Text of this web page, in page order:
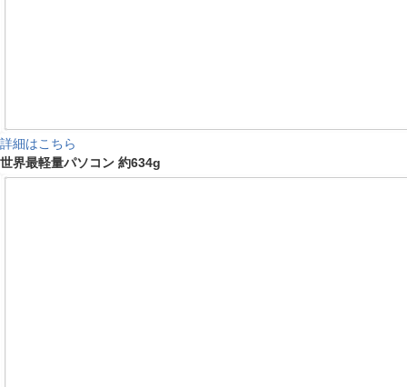
詳細はこちら
世界最軽量パソコン 約634g